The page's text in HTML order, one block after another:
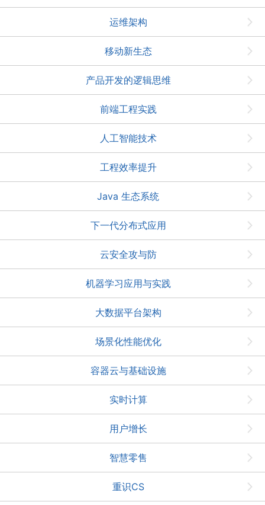
运维架构
移动新生态
产品开发的逻辑思维
前端工程实践
人工智能技术
工程效率提升
Java 生态系统
下一代分布式应用
云安全攻与防
机器学习应用与实践
大数据平台架构
场景化性能优化
容器云与基础设施
实时计算
用户增长
智慧零售
重识CS